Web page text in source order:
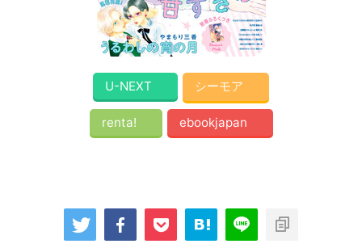
U-NEXT シーモア
renta! ebookjapan